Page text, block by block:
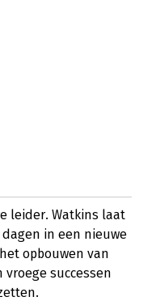
leider. Watkins laat
in een nieuwe
opbouwen van
successen